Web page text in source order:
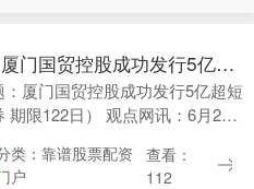
益通网 厦门国贸控股成功发行5亿超短期融资券 期限122日
：厦门国贸控股成功发行5亿超短
期限122日） 观点网讯：6月24
贸控股集团有限公司（以下简
贸）对外发布了2025年度第四期
类：靠谱股票配资
户
查看：
112